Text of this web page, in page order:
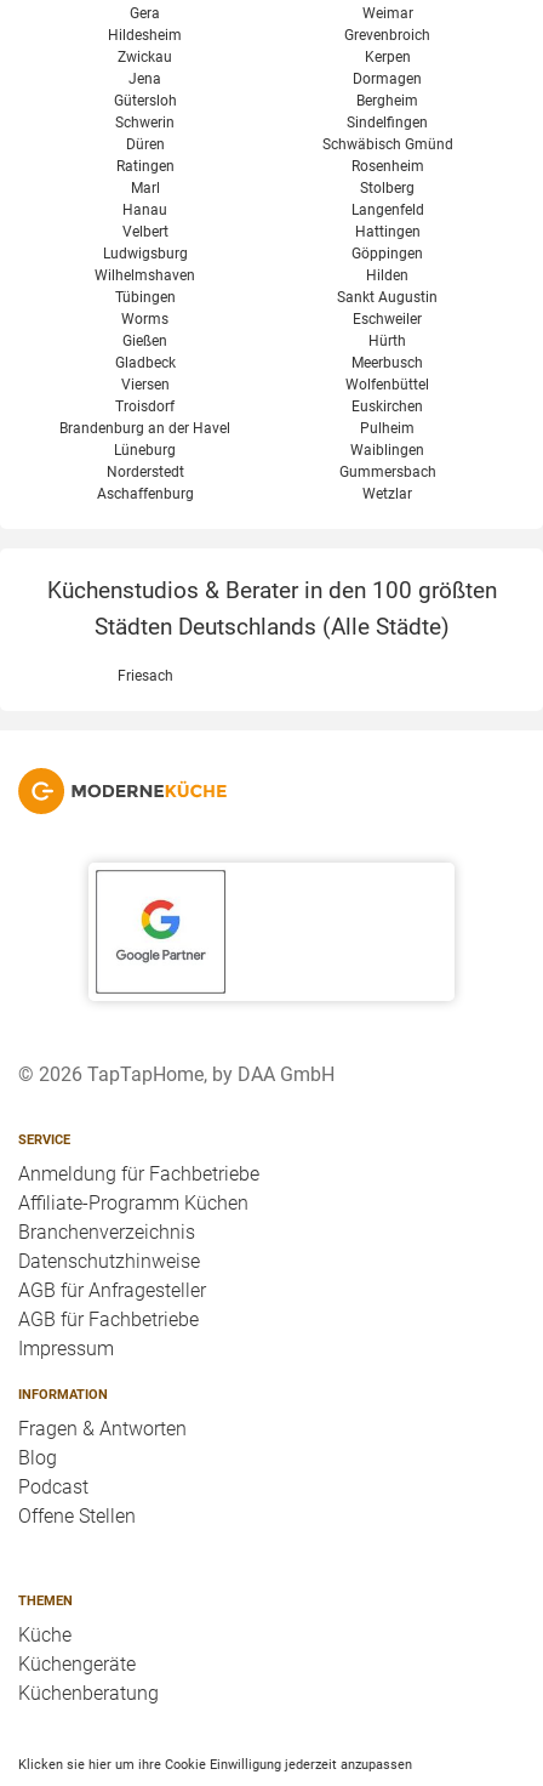
Gera
Hildesheim
Zwickau
Jena
Gütersloh
Schwerin
Düren
Ratingen
Marl
Hanau
Velbert
Ludwigsburg
Wilhelmshaven
Tübingen
Worms
Gießen
Gladbeck
Viersen
Troisdorf
Brandenburg an der Havel
Lüneburg
Norderstedt
Aschaffenburg
Weimar
Grevenbroich
Kerpen
Dormagen
Bergheim
Sindelfingen
Schwäbisch Gmünd
Rosenheim
Stolberg
Langenfeld
Hattingen
Göppingen
Hilden
Sankt Augustin
Eschweiler
Hürth
Meerbusch
Wolfenbüttel
Euskirchen
Pulheim
Waiblingen
Gummersbach
Wetzlar
Küchenstudios & Berater in den 100 größten
Städten Deutschlands (Alle Städte)
Friesach
© 2026 TapTapHome, by DAA GmbH
SERVICE
Anmeldung für Fachbetriebe
Affiliate-Programm Küchen
Branchenverzeichnis
Datenschutzhinweise
AGB für Anfragesteller
AGB für Fachbetriebe
Impressum
INFORMATION
Fragen & Antworten
Blog
Podcast
Offene Stellen
THEMEN
Küche
Küchengeräte
Küchenberatung
Klicken sie hier um ihre Cookie Einwilligung jederzeit anzupassen